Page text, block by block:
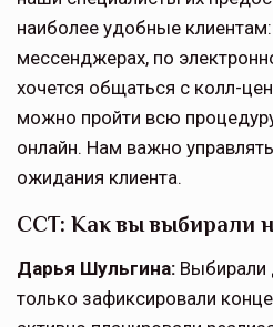
наиболее удобные
мессенджерах, по
хочется общаться с колл-
можно пройти всю
онлайн. Нам важно
ожидания клиента.
ССТ: Как вы выбирали
Дарья Шульгина: Выбирали
только зафиксировали